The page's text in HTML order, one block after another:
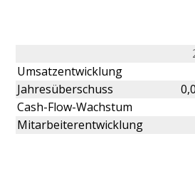
Umsatzentwicklung
Jahresüberschuss
Cash-Flow-Wachstum
Mitarbeiterentwicklung